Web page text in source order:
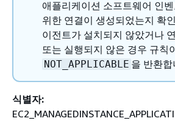
애플리케이션 소프트웨어 인
위한 연결이 생성되었는지 확
이전트가 설치되지 않았거나
또는 실행되지 않은 경우 규칙
NOT_APPLICABLE 을 반환합
식별자: